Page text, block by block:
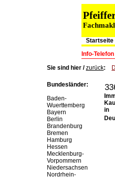
Startseite
Info-Telefon
Sie sind hier /zurück:
Bundesländer:
Baden-
Wuerttemberg
Bayern
Berlin
Brandenburg
Bremen
Hamburg
Hessen
Mecklenburg-
Vorpommern
Niedersachsen
Nordrhein-
in